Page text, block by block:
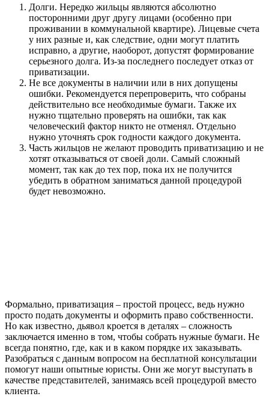
Долги. Нередко жильцы являются абсолютно
посторонними друг другу лицами (особенно при
проживании в коммунальной квартире). Лицевые счета
у них разные и, как следствие, одни могут платить
исправно, а другие, наоборот, допустят формирование
серьезного долга. Из-за последнего последует отказ от
приватизации.
Не все документы в наличии или в них допущены
ошибки. Рекомендуется перепроверить, что собраны
действительно все необходимые бумаги. Также их
нужно тщательно проверять на ошибки, так как
человеческий фактор никто не отменял. Отдельно
нужно уточнять срок годности каждого документа.
Часть жильцов не желают проводить приватизацию и не
хотят отказываться от своей доли. Самый сложный
момент, так как до тех пор, пока их не получится
убедить в обратном заниматься данной процедурой
будет невозможно.
Формально, приватизация – простой процесс, ведь нужно
просто подать документы и оформить право собственности.
Но как известно, дьявол кроется в деталях – сложность
заключается именно в том, чтобы собрать нужные бумаги. Не
всегда понятно, где, как и в каком порядке их заказывать.
Разобраться с данным вопросом на бесплатной консультации
помогут наши опытные юристы. Они же могут выступать в
качестве представителей, занимаясь всей процедурой вместо
клиента.